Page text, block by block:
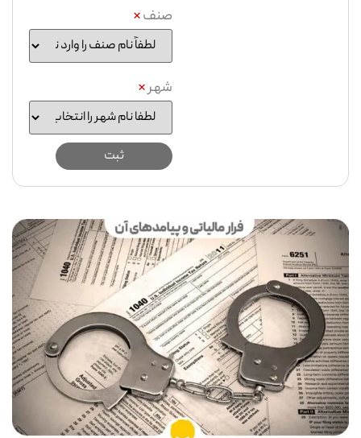
صنف*
شهر*